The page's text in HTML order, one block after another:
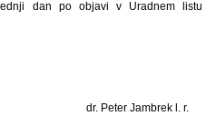
dan po objavi v Uradnem listu
dr. Peter Jambrek l. r.